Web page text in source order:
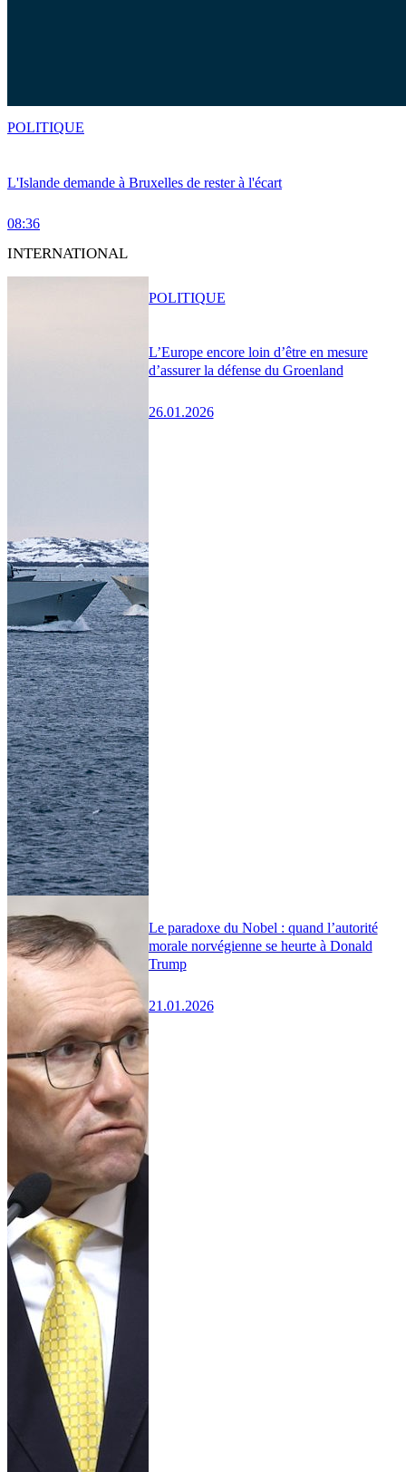
L'Islande demande à Bruxelles de rester à l'écart
08:36
POLITIQUE
INTERNATIONAL
L’Europe encore loin d’être en mesure
d’assurer la défense du Groenland
26.01.2026
POLITIQUE
Le paradoxe du Nobel : quand l’autorité
morale norvégienne se heurte à Donald
Trump
21.01.2026